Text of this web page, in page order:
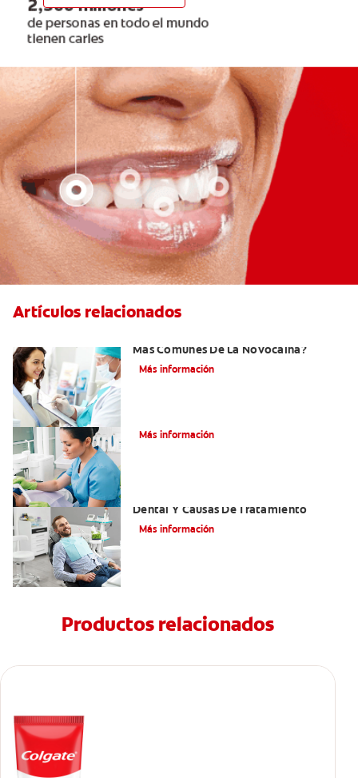
Artículos relacionados
Más Comunes De La Novocaína?
Más información
Más información
Dental Y Causas De Tratamiento
Más información
Productos relacionados